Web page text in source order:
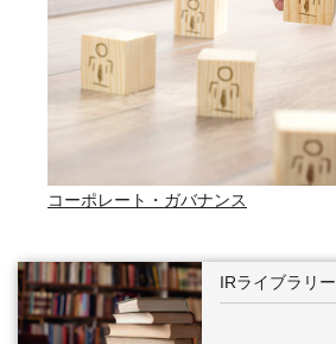
コーポレート・ガバナンス
IRライブラリー